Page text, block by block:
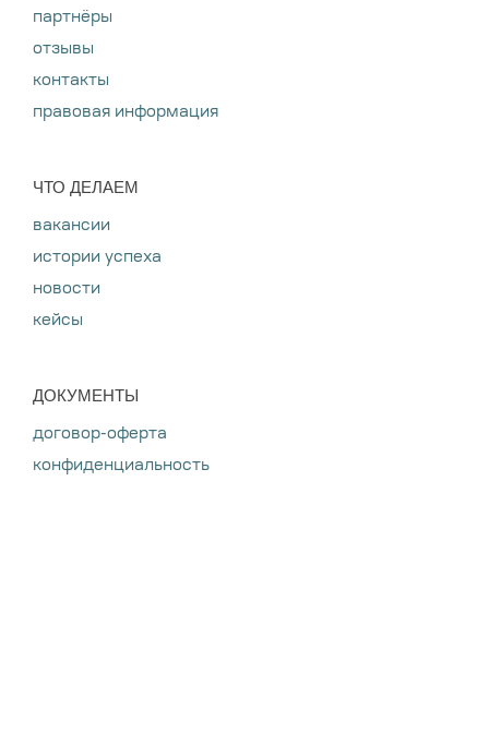
партнёры
отзывы
контакты
правовая информация
ЧТО ДЕЛАЕМ
вакансии
истории успеха
новости
кейсы
ДОКУМЕНТЫ
договор-оферта
конфиденциальность